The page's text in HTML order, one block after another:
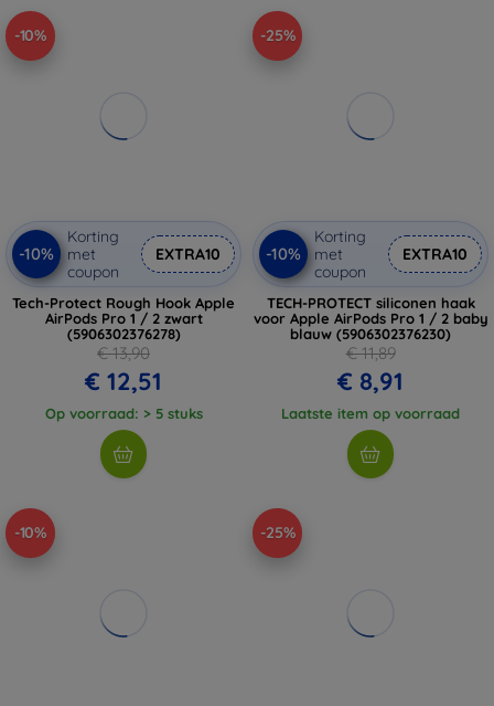
-10%
-10%
Korting
met
coupon
EXTRA10
Tech-Protect Rough Hook Apple
AirPods Pro 1 / 2 zwart
(5906302376278)
€ 13,90
€ 12,51
Op voorraad: > 5 stuks
-25%
-10%
Korting
met
coupon
EXTRA10
TECH-PROTECT siliconen haak
voor Apple AirPods Pro 1 / 2 baby
blauw (5906302376230)
€ 11,89
€ 8,91
Laatste item op voorraad
-10% -25%